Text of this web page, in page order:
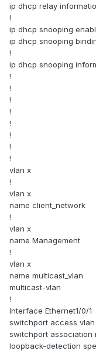
ip dhcp relay
!
ip dhcp snooping
ip dhcp snooping
!
ip dhcp snooping
!
!
!
!
!
!
!
!
vlan x
!
vlan x
name client_network
!
vlan x
name Management
!
vlan x
name multicast_vlan
multicast-vlan
!
Interface Ethernet1/0/1
switchport access
switchport association
loopback-detection